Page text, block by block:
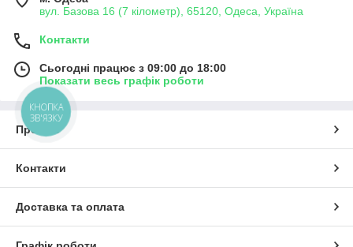
вул. Базова 16 (7 кілометр), 65120, Одеса, Україна
Контакти
Сьогодні працює з 09:00 до 18:00
Показати весь графік роботи
Про нас
Контакти
Доставка та оплата
КНОПКА
ЗВ'ЯЗКУ